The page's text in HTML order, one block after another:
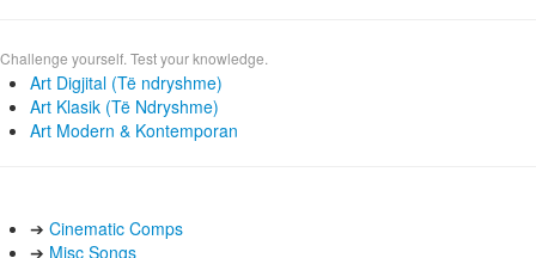
Challenge yourself. Test your knowledge.
Art Digjital (Të ndryshme)
Art Klasik (Të Ndryshme)
Art Modern & Kontemporan
➔ Cinematic Comps
➔ Misc Songs